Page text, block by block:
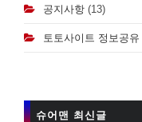
공지사항 (13)
토토사이트 정보공유
슈어맨 최신글